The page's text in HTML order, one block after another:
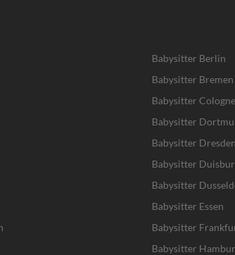
Babysitter Berlin
Babysitter Bremen
Babysitter Cologne
Babysitter
Babysitter Dresden
Babysitter
Babysitter
Babysitter Essen
Babysitter
Babysitter